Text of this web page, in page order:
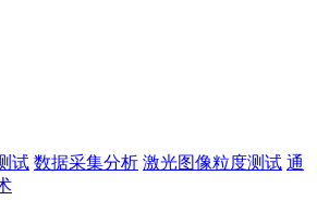
试 数据采集分析 激光图像粒度测试 通